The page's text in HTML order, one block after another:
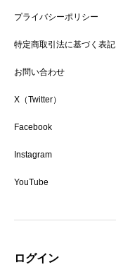
プライバシーポリシー
特定商取引法に基づく表記
お問い合わせ
X（Twitter）
Facebook
Instagram
YouTube
ログイン